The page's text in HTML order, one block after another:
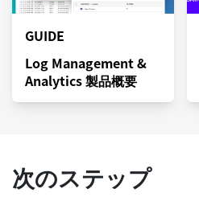
GUIDE
Log Management &
Analytics 製品概要
次のステップ